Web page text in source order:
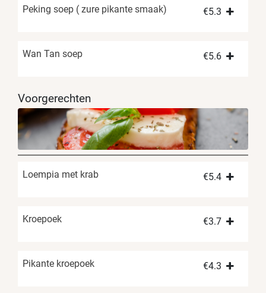
Peking soep ( zure pikante smaak) €5.3
Wan Tan soep €5.6
Voorgerechten
Loempia met krab €5.4
Kroepoek €3.7
Pikante kroepoek €4.3